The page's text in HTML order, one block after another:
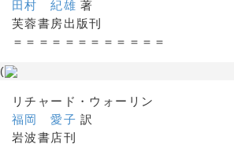
田村 紀雄 著
芙蓉書房出版刊
＝＝＝＝＝＝＝＝＝＝＝＝
(
リチャード・ウォーリン
福岡 愛子 訳
岩波書店刊